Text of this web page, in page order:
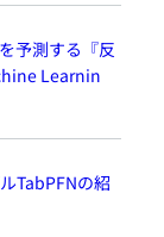
予測する『反
Learnin
TabPFNの紹